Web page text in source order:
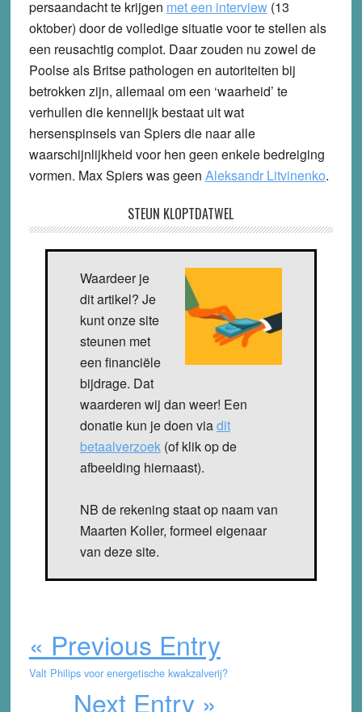
persaandacht te krijgen met een interview(13
oktober) door de volledige situatie voor te stellen als
een reusachtig complot. Daar zouden nu zowel de
Poolse als Britse pathologen en autoriteiten bij
betrokken zijn, allemaal om een ‘waarheid’ te
verhullen die kennelijk bestaat uit wat
hersenspinsels van Spiers die naar alle
waarschijnlijkheid voor hen geen enkele bedreiging
vormen. Max Spiers was geen Aleksandr Litvinenko.
STEUN KLOPTDATWEL
Waardeer je
dit artikel? Je
kunt onze site
steunen met
een financiële
bijdrage. Dat
waarderen wij dan weer! Een
donatie kun je doen viadit
betaalverzoek(of klik op de
afbeelding hiernaast).
NB de rekening staat op naam van
Maarten Koller, formeel eigenaar
van deze site.
« Previous Entry
Valt Philips voor energetische kwakzalverij?
Next Entry »